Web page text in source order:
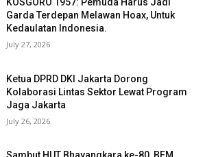
Garda Terdepan Melawan Hoax, Untuk
Kedaulatan Indonesia.
July 27, 2026
Ketua DPRD DKI Jakarta Dorong
Kolaborasi Lintas Sektor Lewat Program
Jaga Jakarta
July 26, 2026